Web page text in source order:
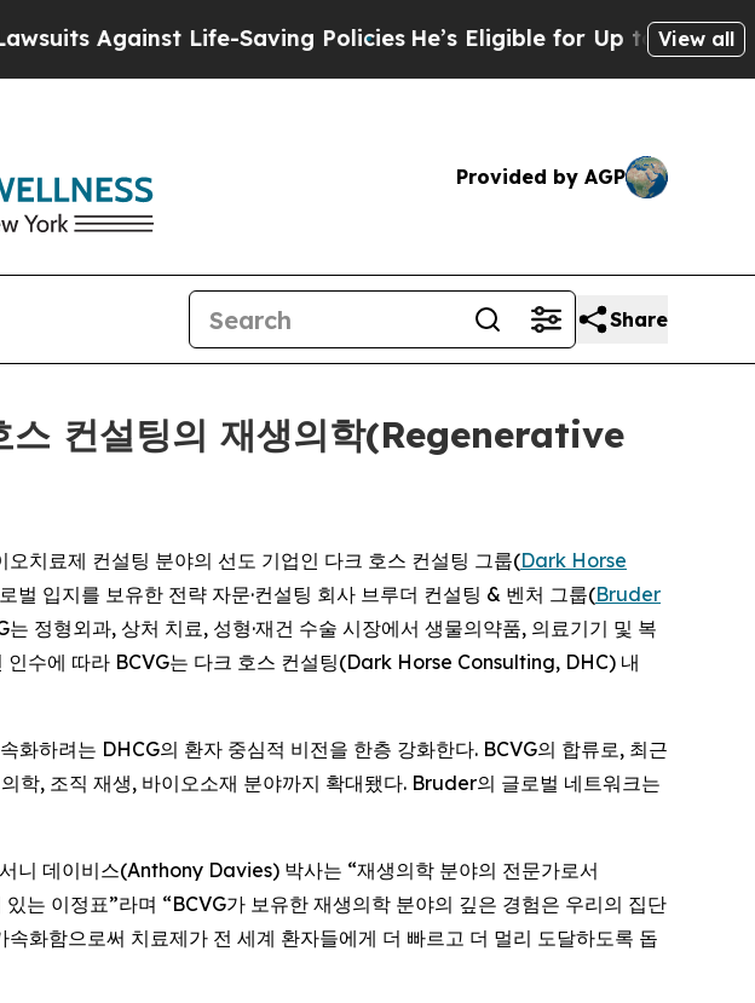
Against Life-Saving PoliciesHe’s Eligible for Up to $480,000View all
Provided by AGP
Share
컨설팅의 재생의학(Regenerative
치료제 컨설팅 분야의 선도 기업인 다크 호스 컨설팅 그룹(Dark Horse
입지를 보유한 전략 자문·컨설팅 회사 브루더 컨설팅 & 벤처 그룹(Bruder
정형외과, 상처 치료, 성형·재건 수술 시장에서 생물의약품, 의료기기 및 복
인수에 따라 BCVG는 다크 호스 컨설팅(Dark Horse Consulting, DHC) 내
하려는 DHCG의 환자 중심적 비전을 한층 강화한다. BCVG의 합류로, 최근
학, 조직 재생, 바이오소재 분야까지 확대됐다. Bruder의 글로벌 네트워크는
데이비스(Anthony Davies) 박사는 “재생의학 분야의 전문가로서
는 이정표”라며 “BCVG가 보유한 재생의학 분야의 깊은 경험은 우리의 집단
화함으로써 치료제가 전 세계 환자들에게 더 빠르고 더 멀리 도달하도록 돕